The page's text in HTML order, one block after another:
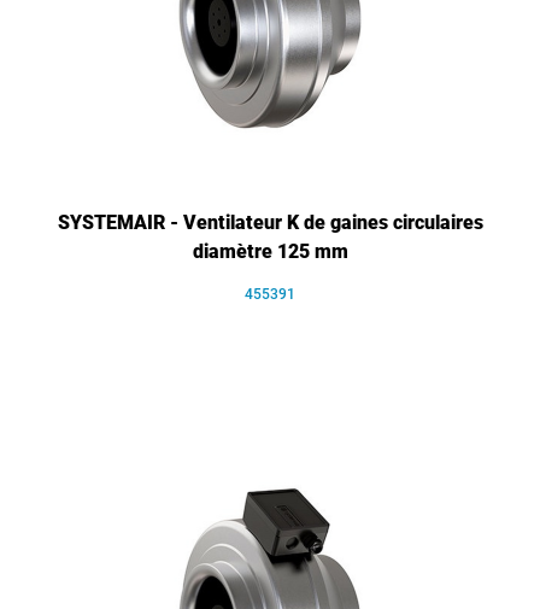
SYSTEMAIR - Ventilateur K de gaines circulaires
diamètre 125 mm
455391